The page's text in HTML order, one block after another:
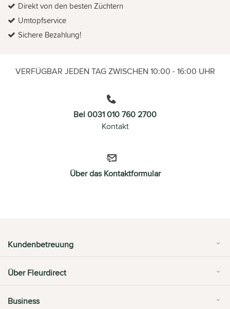
Direkt von den besten Züchtern
Umtopfservice
Sichere Bezahlung!
VERFÜGBAR JEDEN TAG ZWISCHEN 10:00 - 16:00 UHR
Bel 0031 010 760 2700
Kontakt
Über das Kontaktformular
Kundenbetreuung
Über Fleurdirect
Business